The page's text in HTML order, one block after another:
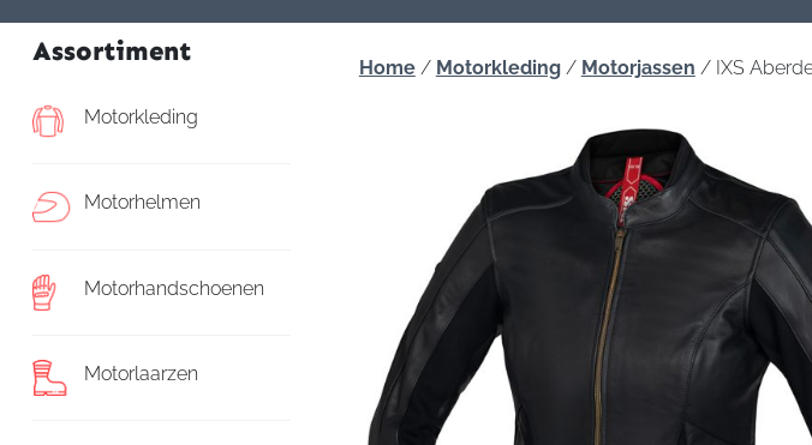
Assortiment
Motorkleding
Motorhelmen
Motorhandschoenen
Motorlaarzen
Home/ Motorkleding/ Motorjassen / IXS